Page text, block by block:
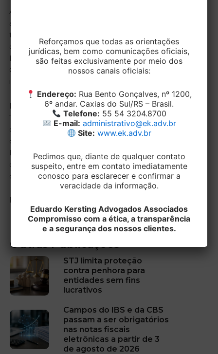
Alega João Paulo Lucena, desembargador relator do
acórdão, que foi comprovado através de prova
testemunhal produzida que a demissão originou-se
em suspeitas. O magistrado utilizou a Constituição
Federal, mais precisamente o art. 5º, incisos V e X e o
Código Civil arts. 186 e 927 para alegar o direito de
indenização por dano moral à ex-funcionária.
Deste modo, a decisão proferida pela 4ª Turma do
Tribunal Regional do Trabalho da 4ª Região,
concordou, por maioria, indenizar a funcionária na
quantia R$ 6 mil reais, fixada pela juíza Elizabeth.
Houve, ainda, condenação de acréscimo de 20% para
cada dia em que a trabalhadora substituiu seus
colegas no fechamento de caixa.
Outras Publicações
STJ limita proteção
contra penhora para
entidades sem fins
lucrativos
Campos do IBS e da CBS
passam a ser obrigatórios
nas notas fiscais
eletrônicas a partir de 3
de agosto de 2026
Reforçamos que todas as orientações
jurídicas, bem como comunicações oficiais,
são feitas exclusivamente por meio dos
nossos canais oficiais:
Endereço: Rua Bento Gonçalves, nº 1200,
6º andar. Caxias do Sul/RS – Brasil.
Telefone: 55 54 3204.8700
E-mail: administrativo@ek.adv.br
Site: www.ek.adv.br
Pedimos que, diante de qualquer contato
suspeito, entre em contato imediatamente
conosco para esclarecer e confirmar a
veracidade da informação.
Eduardo Kersting Advogados Associados
Compromisso com a ética, a transparência
e a segurança dos nossos clientes.